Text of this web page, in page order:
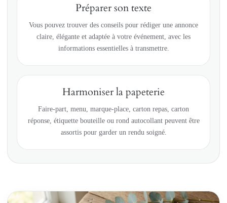
Préparer son texte
Vous pouvez trouver des conseils pour rédiger une annonce
claire, élégante et adaptée à votre événement, avec les
informations essentielles à transmettre.
Harmoniser la papeterie
Faire-part, menu, marque-place, carton repas, carton
réponse, étiquette bouteille ou rond autocollant peuvent être
assortis pour garder un rendu soigné.